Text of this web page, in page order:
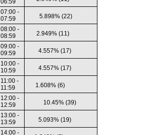
06:59
07:00 -
07:59
5.898% (22)
08:00 -
08:59
2.949% (11)
09:00 -
09:59
4.557% (17)
10:00 -
10:59
4.557% (17)
11:00 -
11:59
1.608% (6)
12:00 -
12:59
10.45% (39)
13:00 -
13:59
5.093% (19)
14:00 -